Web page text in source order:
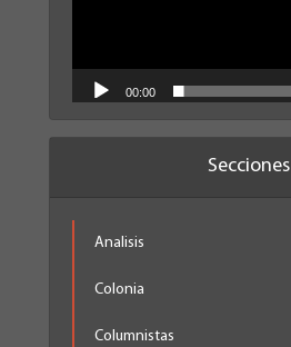
00:00
Secciones
Analisis
Colonia
Columnistas